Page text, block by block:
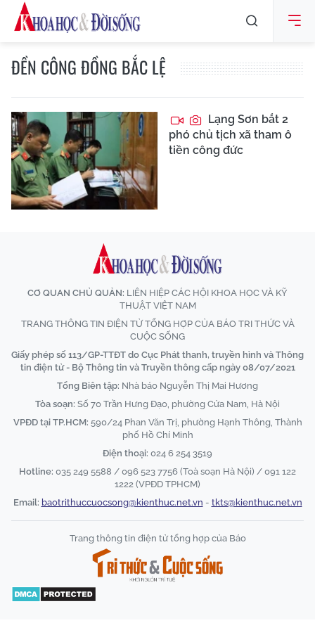
ĐỀN CÔNG ĐỒNG BẮC LỆ
Lạng Sơn bắt 2
phó chủ tịch xã tham ô
tiền công đức
CƠ QUAN CHỦ QUẢN: LIÊN HIỆP CÁC HỘI KHOA HỌC VÀ KỸ
THUẬT VIỆT NAM
TRANG THÔNG TIN ĐIỆN TỬ TỔNG HỢP CỦA BÁO TRI THỨC VÀ
CUỘC SỐNG
Giấy phép số 113/GP-TTĐT do Cục Phát thanh, truyền hình và Thông
tin điện tử - Bộ Thông tin và Truyền thông cấp ngày 08/07/2021
Tổng Biên tập: Nhà báo Nguyễn Thị Mai Hương
Tòa soạn: Số 70 Trần Hưng Đạo, phường Cửa Nam, Hà Nội
VPĐD tại TP.HCM: 590/24 Phan Văn Trị, phường Hạnh Thông, Thành
phố Hồ Chí Minh
Điện thoại: 024 6 254 3519
Hotline: 035 249 5588 / 096 523 7756 (Toà soạn Hà Nội) / 091 122
1222 (VPĐD TPHCM)
Email: baotrithuccuocsong@kienthuc.net.vn - tkts@kienthuc.net.vn
Trang thông tin điện tử tổng hợp của Báo